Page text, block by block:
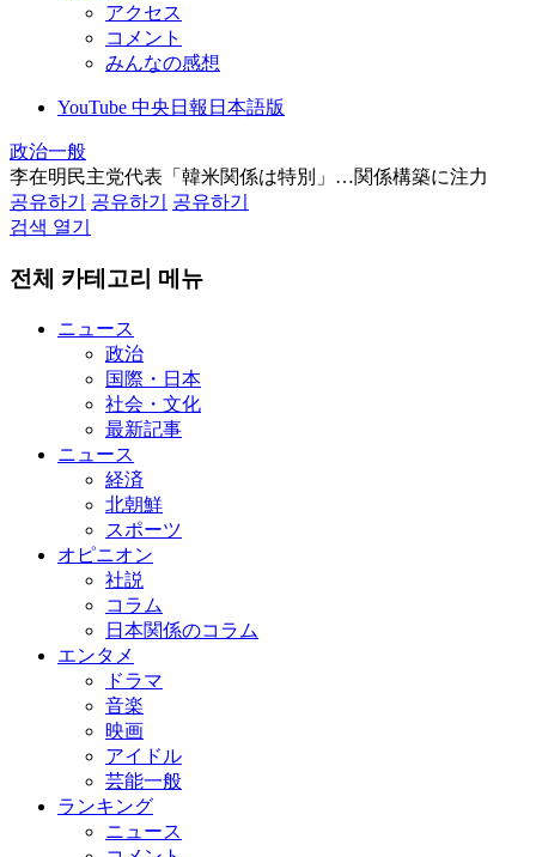
アクセス
コメント
みんなの感想
YouTube 中央日報日本語版
政治一般
李在明民主党代表「韓米関係は特別」…関係構築に注力
공유하기
공유하기
공유하기
검색 열기
전체 카테고리 메뉴
ニュース
政治
国際・日本
社会・文化
最新記事
ニュース
経済
北朝鮮
スポーツ
オピニオン
社説
コラム
日本関係のコラム
エンタメ
ドラマ
音楽
映画
アイドル
芸能一般
ランキング
ニュース